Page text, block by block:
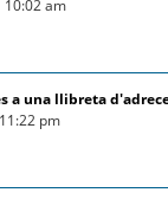
10:02 am
a una llibreta
pm